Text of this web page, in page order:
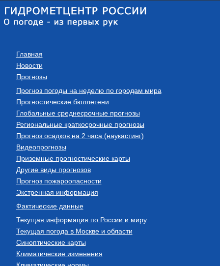
Главная
Новости
Прогнозы
Прогноз погоды на неделю по городам мира
Прогностические бюллетени
Глобальные среднесрочные прогнозы
Региональные краткосрочные прогнозы
Прогноз осадков на 2 часа (наукастинг)
Видеопрогнозы
Приземные прогностические карты
Другие виды прогнозов
Прогноз пожароопасности
Экстренная информация
Фактические данные
Текущая информация по России и миру
Текущая погода в Москве и области
Синоптические карты
Климатические изменения